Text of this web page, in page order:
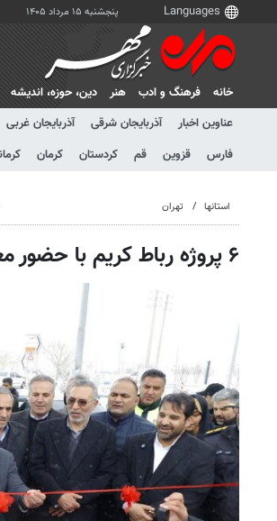
پنجشنبه ۱۵ مرداد ۱۴۰۵
خانه فرهنگ و ادب هنر دين، حوزه، انديشه
عناوین اخبار
آذربایجان شرقی آذربایجان غربی
فارس
قزوین قم کردستان کرمان
استانها تهران
۶ پروژه رباط کریم با حضور معاون عمرانی وزیر کشور افتتاح شد